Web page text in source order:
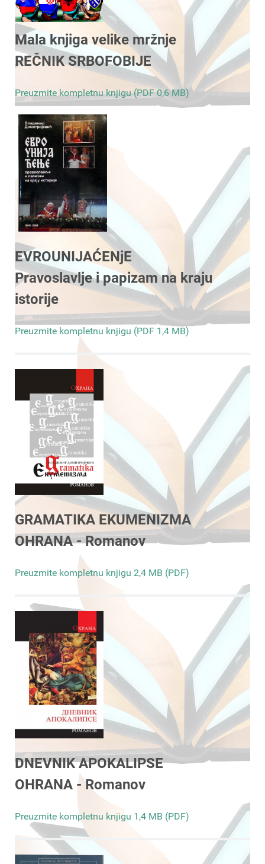
Mala knjiga velike mržnje
REČNIK SRBOFOBIJE
Preuzmite kompletnu knjigu (PDF 0,6 MB)
EVROUNIJAĆENjE
Pravoslavlje i papizam na kraju
istorije
Preuzmite kompletnu knjigu (PDF 1,4 MB)
GRAMATIKA EKUMENIZMA
OHRANA - Romanov
Preuzmite kompletnu knjigu 2,4 MB (PDF)
DNEVNIK APOKALIPSE
OHRANA - Romanov
Preuzmite kompletnu knjigu 1,4 MB (PDF)